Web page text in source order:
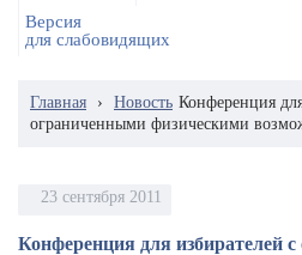
Версия
для слабовидящих
Главная › Новость Конференция
ограниченными физическими
23 сентября 2011
Конференция для избирателей